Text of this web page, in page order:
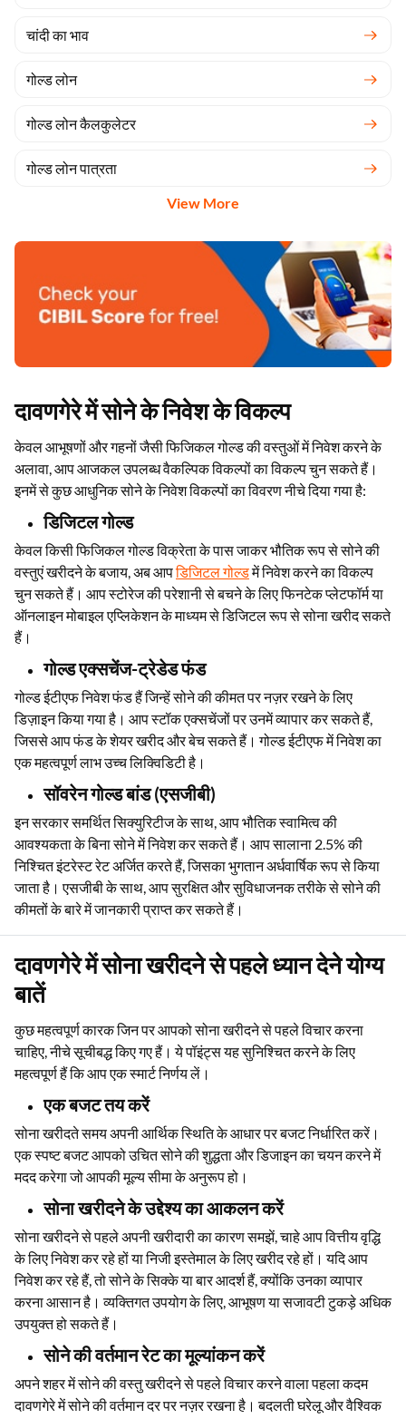
चांदी का भाव
गोल्ड लोन
गोल्ड लोन कैलकुलेटर
गोल्ड लोन पात्रता
View More
दावणगेरे में सोने के निवेश के विकल्प
केवल आभूषणों और गहनों जैसी फिजिकल गोल्ड की वस्तुओं में निवेश करने के
अलावा, आप आजकल उपलब्ध वैकल्पिक विकल्पों का विकल्प चुन सकते हैं।
इनमें से कुछ आधुनिक सोने के निवेश विकल्पों का विवरण नीचे दिया गया है:
डिजिटल गोल्ड
केवल किसी फिजिकल गोल्ड विक्रेता के पास जाकर भौतिक रूप से सोने की
वस्तुएं खरीदने के बजाय, अब आपडिजिटल गोल्डमें निवेश करने का विकल्प
चुन सकते हैं। आप स्टोरेज की परेशानी से बचने के लिए फिनटेक प्लेटफॉर्म या
ऑनलाइन मोबाइल एप्लिकेशन के माध्यम से डिजिटल रूप से सोना खरीद सकते
हैं।
गोल्ड एक्सचेंज-ट्रेडेड फंड
गोल्ड ईटीएफ निवेश फंड हैं जिन्हें सोने की कीमत पर नज़र रखने के लिए
डिज़ाइन किया गया है। आप स्टॉक एक्सचेंजों पर उनमें व्यापार कर सकते हैं,
जिससे आप फंड के शेयर खरीद और बेच सकते हैं। गोल्ड ईटीएफ में निवेश का
एक महत्वपूर्ण लाभ उच्च लिक्विडिटी है।
सॉवरेन गोल्ड बांड (एसजीबी)
इन सरकार समर्थित सिक्युरिटीज के साथ, आप भौतिक स्वामित्व की
आवश्यकता के बिना सोने में निवेश कर सकते हैं। आप सालाना 2.5% की
निश्चित इंटरेस्ट रेट अर्जित करते हैं, जिसका भुगतान अर्धवार्षिक रूप से किया
जाता है। एसजीबी के साथ, आप सुरक्षित और सुविधाजनक तरीके से सोने की
कीमतों के बारे में जानकारी प्राप्त कर सकते हैं।
दावणगेरे में सोना खरीदने से पहले ध्यान देने योग्य
बातें
कुछ महत्वपूर्ण कारक जिन पर आपको सोना खरीदने से पहले विचार करना
चाहिए, नीचे सूचीबद्ध किए गए हैं। ये पॉइंट्स यह सुनिश्चित करने के लिए
महत्वपूर्ण हैं कि आप एक स्मार्ट निर्णय लें।
एक बजट तय करें
सोना खरीदते समय अपनी आर्थिक स्थिति के आधार पर बजट निर्धारित करें।
एक स्पष्ट बजट आपको उचित सोने की शुद्धता और डिजाइन का चयन करने में
मदद करेगा जो आपकी मूल्य सीमा के अनुरूप हो।
सोना खरीदने के उद्देश्य का आकलन करें
सोना खरीदने से पहले अपनी खरीदारी का कारण समझें, चाहे आप वित्तीय वृद्धि
के लिए निवेश कर रहे हों या निजी इस्तेमाल के लिए खरीद रहे हों। यदि आप
निवेश कर रहे हैं, तो सोने के सिक्के या बार आदर्श हैं, क्योंकि उनका व्यापार
करना आसान है। व्यक्तिगत उपयोग के लिए, आभूषण या सजावटी टुकड़े अधिक
उपयुक्त हो सकते हैं।
सोने की वर्तमान रेट का मूल्यांकन करें
अपने शहर में सोने की वस्तु खरीदने से पहले विचार करने वाला पहला कदम
दावणगेरे में सोने की वर्तमान दर पर नज़र रखना है। बदलती घरेलू और वैश्विक